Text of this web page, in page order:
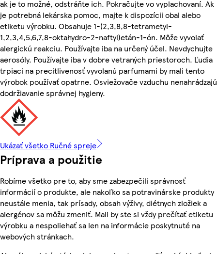
ak je to možné, odstráňte ich. Pokračujte vo vyplachovaní. Ak
je potrebná lekárska pomoc, majte k dispozícii obal alebo
etiketu výrobku. Obsahuje 1-(2,3,8,8-tetrametyl-
1,2,3,4,5,6,7,8-oktahydro-2-naftyl)etán-1-ón. Môže vyvolať
alergickú reakciu. Používajte iba na určený účel. Nevdychujte
aerosóly. Používajte iba v dobre vetraných priestoroch. Ľudia
trpiaci na precitlivenosť vyvolanú parfumami by mali tento
výrobok používať opatrne. Osviežovače vzduchu nenahrádzajú
dodržiavanie správnej hygieny.
Ukázať všetko Ručné spreje
Príprava a použitie
Robíme všetko pre to, aby sme zabezpečili správnosť
informácií o produkte, ale nakoľko sa potravinárske produkty
neustále menia, tak prísady, obsah výživy, diétnych zložiek a
alergénov sa môžu zmeniť. Mali by ste si vždy prečítať etiketu
výrobku a nespoliehať sa len na informácie poskytnuté na
webových stránkach.